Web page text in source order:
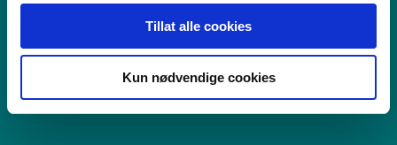
Tillat alle cookies
Kun nødvendige cookies
Webredaksjon:
redaksjon@norceresearch.no